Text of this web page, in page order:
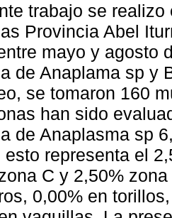
trabajo se
Provincia Abel
mayo y agosto
de Anaplama sp y
se tomaron 160
han sido
de Anaplasma sp
esto representa el
C y 2,50%
0,00% en